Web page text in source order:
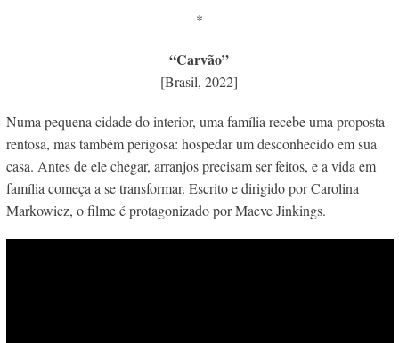
*
“Carvão”
[Brasil, 2022]
Numa pequena cidade do interior, uma família recebe uma proposta
rentosa, mas também perigosa: hospedar um desconhecido em sua
casa. Antes de ele chegar, arranjos precisam ser feitos, e a vida em
família começa a se transformar. Escrito e dirigido por Carolina
Markowicz, o filme é protagonizado por Maeve Jinkings.